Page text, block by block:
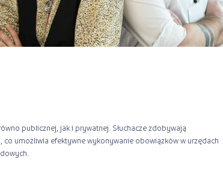
publicznej, jak i prywatnej. Słuchacze zdobywają
umożliwia efektywne wykonywanie obowiązków w urzędach